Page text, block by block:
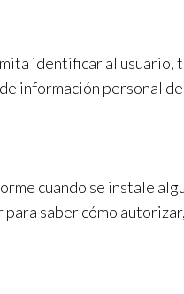
identificar al
información personal
cuando se instale
saber cómo